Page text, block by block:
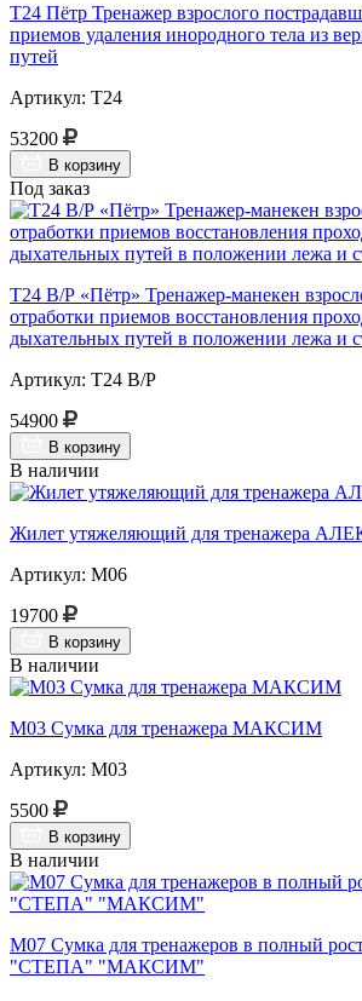
Т24 Пётр Тренажер взрослого
приемов удаления инородного тела из
путей
Артикул: Т24
53200
В корзину
Под заказ
Т24 В/Р «Пётр» Тренажер-манекен
отработки приемов восстановления
дыхательных путей в положении лежа и
Артикул: Т24 В/Р
54900
В корзину
В наличии
Жилет утяжеляющий для тренажера
Артикул: М06
19700
В корзину
В наличии
М03 Сумка для тренажера МАКСИМ
Артикул: М03
5500
В корзину
В наличии
М07 Сумка для тренажеров в полный
"СТЕПА" "МАКСИМ"